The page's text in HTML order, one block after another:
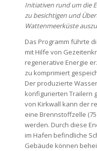
Initiativen rund um die
zu besichtigen und
Wattenmeerküste
Das Programm führte
mit Hilfe von
regenerative Energie
zu komprimiert
Der produzierte
konfigurierten Trailern
von Kirkwall kann der
eine Brennstoffzelle
werden. Durch diese
im Hafen befindliche
Gebäude können